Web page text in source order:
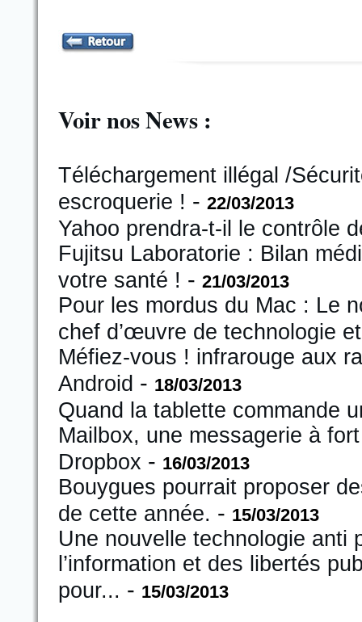
Voir nos News :
Téléchargement illégal /
escroquerie ! - 22/03/2013
Yahoo prendra-t-il le contrôle
Fujitsu Laboratorie : Bilan
votre santé ! - 21/03/2013
Pour les mordus du Mac : Le
chef d’œuvre de technologie
Méfiez-vous ! infrarouge aux
Android - 18/03/2013
Quand la tablette commande
Mailbox, une messagerie à
Dropbox - 16/03/2013
Bouygues pourrait proposer
de cette année. - 15/03/2013
Une nouvelle technologie anti
l’information et des libertés
pour... - 15/03/2013